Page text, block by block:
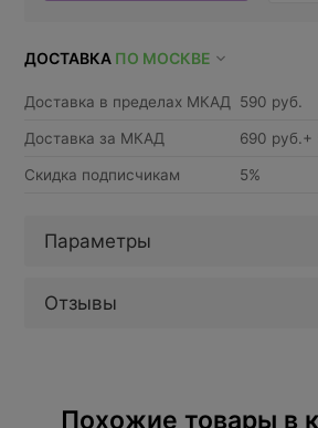
ДОСТАВКА ПО МОСКВЕ
Доставка в пределах МКАД 590 руб.
Доставка за МКАД 690 руб.+
Скидка подписчикам 5%
Параметры
Отзывы
Похожие товары в